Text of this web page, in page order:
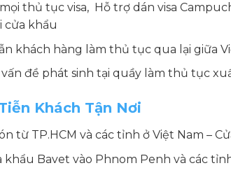
thủ tục visa, Hỗ trợ dán visa
cửa khẩu
khách hàng làm thủ tục qua lại giữa
vấn đề phát sinh tại quầy làm thủ tục
Khách Tận Nơi
từ TP.HCM và các tỉnh ở Việt Nam –
khẩu Bavet vào Phnom Penh và các